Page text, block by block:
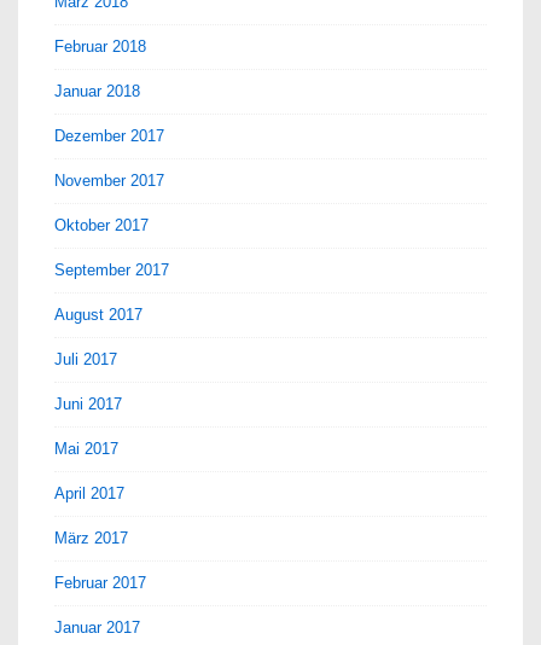
Februar 2018
Januar 2018
Dezember 2017
November 2017
Oktober 2017
September 2017
August 2017
Juli 2017
Juni 2017
Mai 2017
April 2017
März 2017
Februar 2017
Januar 2017